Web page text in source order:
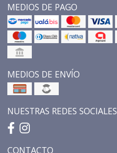
MEDIOS DE PAGO
MEDIOS DE ENVÍO
NUESTRAS REDES SOCIALES
CONTACTO